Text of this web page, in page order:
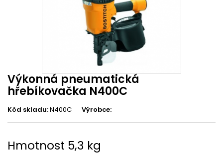
Výkonná pneumatická
hřebíkovačka N400C
Kód skladu:N400C Výrobce:
Hmotnost 5,3 kg